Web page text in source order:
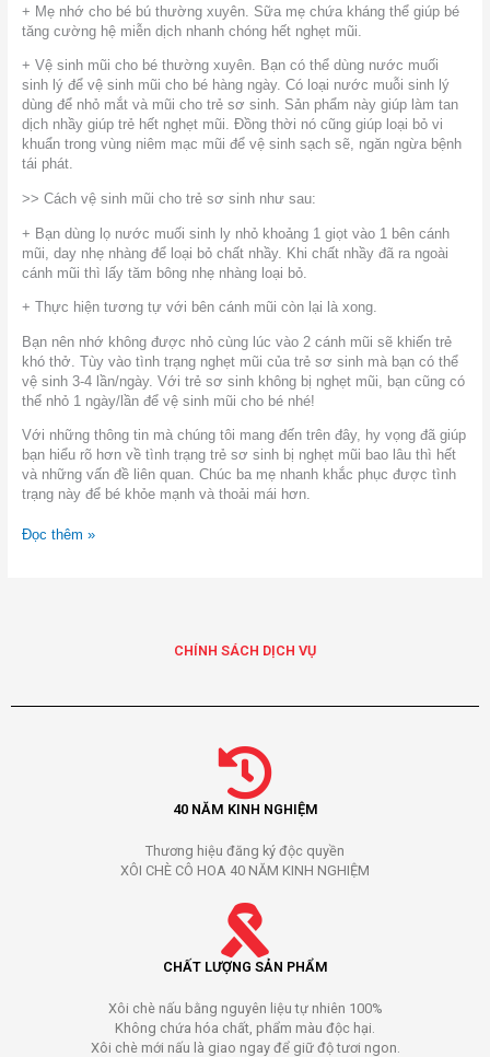
+ Mẹ nhớ cho bé bú thường xuyên. Sữa mẹ chứa kháng thể giúp bé
tăng cường hệ miễn dịch nhanh chóng hết nghẹt mũi.
+ Vệ sinh mũi cho bé thường xuyên. Bạn có thể dùng nước muối
sinh lý để vệ sinh mũi cho bé hàng ngày. Có loại nước muỗi sinh lý
dùng để nhỏ mắt và mũi cho trẻ sơ sinh. Sản phẩm này giúp làm tan
dịch nhầy giúp trẻ hết nghẹt mũi. Đồng thời nó cũng giúp loại bỏ vi
khuẩn trong vùng niêm mạc mũi để vệ sinh sạch sẽ, ngăn ngừa bệnh
tái phát.
>> Cách vệ sinh mũi cho trẻ sơ sinh như sau:
+ Bạn dùng lọ nước muối sinh ly nhỏ khoảng 1 giọt vào 1 bên cánh
mũi, day nhẹ nhàng để loại bỏ chất nhầy. Khi chất nhầy đã ra ngoài
cánh mũi thì lấy tăm bông nhẹ nhàng loại bỏ.
+ Thực hiện tương tự với bên cánh mũi còn lại là xong.
Bạn nên nhớ không được nhỏ cùng lúc vào 2 cánh mũi sẽ khiến trẻ
khó thở. Tùy vào tình trạng nghẹt mũi của trẻ sơ sinh mà bạn có thể
vệ sinh 3-4 lần/ngày. Với trẻ sơ sinh không bị nghẹt mũi, bạn cũng có
thể nhỏ 1 ngày/lần để vệ sinh mũi cho bé nhé!
Với những thông tin mà chúng tôi mang đến trên đây, hy vọng đã giúp
bạn hiểu rõ hơn về tình trạng trẻ sơ sinh bị nghẹt mũi bao lâu thì hết
và những vấn đề liên quan. Chúc ba mẹ nhanh khắc phục được tình
trạng này để bé khỏe mạnh và thoải mái hơn.
Đọc thêm »
CHÍNH SÁCH DỊCH VỤ
40 NĂM KINH NGHIỆM
Thương hiệu đăng ký độc quyền
XÔI CHÈ CÔ HOA 40 NĂM KINH NGHIỆM
CHẤT LƯỢNG SẢN PHẨM
Xôi chè nấu bằng nguyên liệu tự nhiên 100%
Không chứa hóa chất, phẩm màu độc hại.
Xôi chè mới nấu là giao ngay để giữ độ tươi ngon.